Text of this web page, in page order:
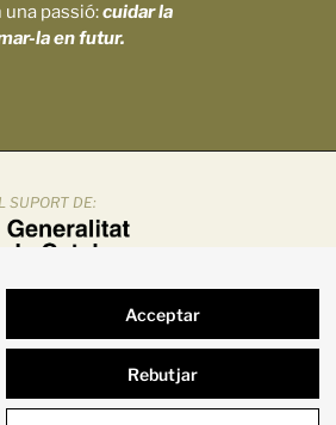
passió:cuidar la
la en futur.
SUPORT DE:
Rebutjar
Acceptar